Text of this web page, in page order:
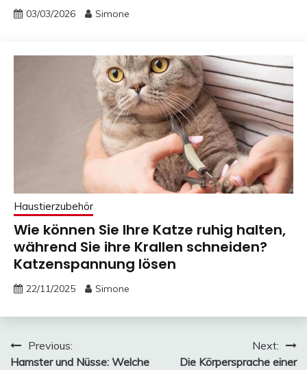
03/03/2026 Simone
Haustierzubehör
Wie können Sie Ihre Katze ruhig halten,
während Sie ihre Krallen schneiden?
Katzenspannung lösen
22/11/2025 Simone
Beitragsnavigation
Previous:
Hamster und Nüsse: Welche
Next:
Die Körpersprache einer